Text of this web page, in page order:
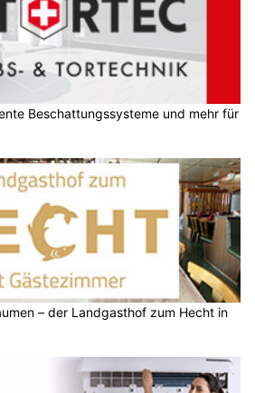
Beschattungssysteme und mehr für
– der Landgasthof zum Hecht in